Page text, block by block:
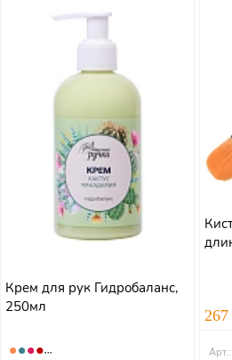
Крем для рук Гидробаланс,
250мл
267